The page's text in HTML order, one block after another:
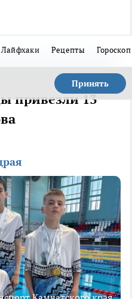
Лайфхаки Рецепты Гороскоп
Принять
привезли 13